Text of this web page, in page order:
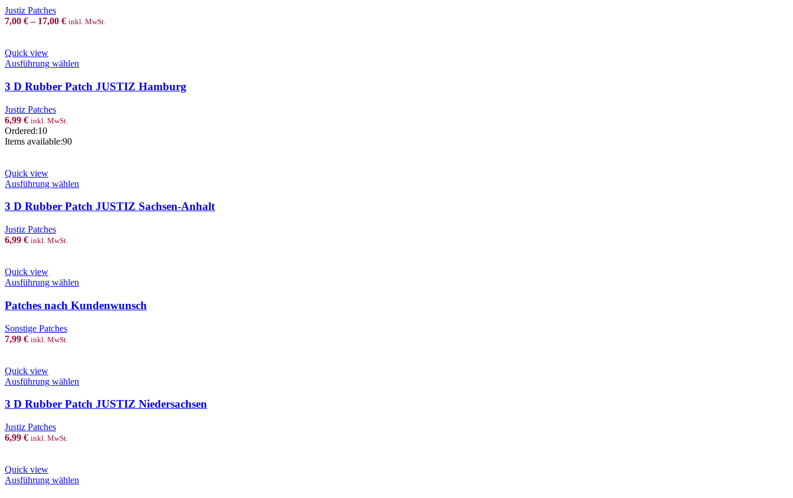
The
on
the
product
Justiz Patches
7,00 €– 17,00 € inkl. MwSt.
Quick view
Ausführung wählen
has
multiple
product
page
3 D Rubber Patch JUSTIZ Hamburg
Justiz Patches
6,99 € inkl. MwSt.
Ordered:10
Items available:90
Quick view
Ausführung wählen
has
on
the
product
3 D Rubber Patch JUSTIZ Sachsen-Anhalt
Justiz Patches
6,99 € inkl. MwSt.
Quick view
Ausführung wählen
has
multiple
on
the
product
Patches nach Kundenwunsch
Sonstige Patches
7,99 € inkl. MwSt.
Quick view
Ausführung wählen
has
on
3 D Rubber Patch JUSTIZ Niedersachsen
Justiz Patches
6,99 € inkl. MwSt.
Quick view
Ausführung wählen